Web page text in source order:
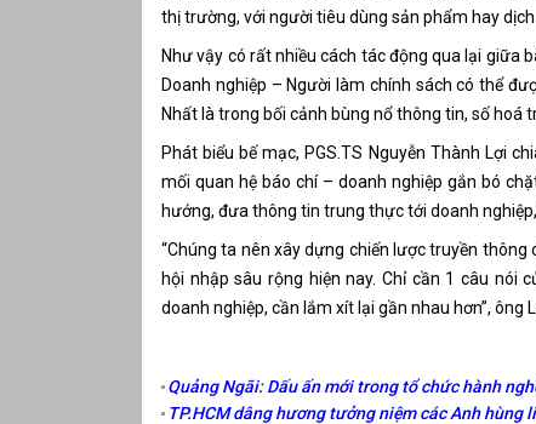
thị trường, với người tiêu dùng sản phẩm hay dịch
Như vậy có rất nhiều cách tác động qua lại giữa
Doanh nghiệp – Người làm chính sách có thể
Nhất là trong bối cảnh bùng nổ thông tin, số hoá
Phát biểu bế mạc, PGS.TS Nguyễn Thành Lợi
mối quan hệ báo chí – doanh nghiệp gắn bó
hướng, đưa thông tin trung thực tới doanh
“Chúng ta nên xây dựng chiến lược truyền
hội nhập sâu rộng hiện nay. Chỉ cần 1 câu nói
doanh nghiệp, cần lắm xít lại gần nhau hơn”, ông
Quảng Ngãi: Dấu ấn mới trong tổ chức hành
TP.HCM dâng hương tưởng niệm các Anh hùng